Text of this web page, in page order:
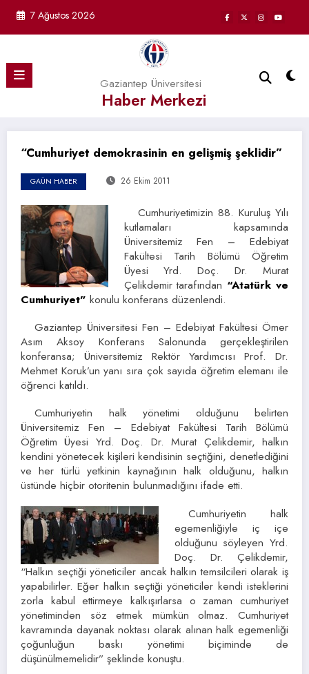
7 Ağustos 2026
Gaziantep Üniversitesi
Haber Merkezi
“Cumhuriyet demokrasinin en gelişmiş şeklidir”
GAÜN HABER 26 Ekim 2011
Cumhuriyetimizin 88. Kuruluş Yılı
kutlamaları kapsamında
Üniversitemiz Fen – Edebiyat
Fakültesi Tarih Bölümü Öğretim
Üyesi Yrd. Doç. Dr. Murat
Çelikdemir tarafından “Atatürk ve
Cumhuriyet” konulu konferans düzenlendi.
Gaziantep Üniversitesi Fen – Edebiyat Fakültesi Ömer
Asım Aksoy Konferans Salonunda gerçekleştirilen
konferansa; Üniversitemiz Rektör Yardımcısı Prof. Dr.
Mehmet Koruk’un yanı sıra çok sayıda öğretim elemanı ile
öğrenci katıldı.
Cumhuriyetin halk yönetimi olduğunu belirten
Üniversitemiz Fen – Edebiyat Fakültesi Tarih Bölümü
Öğretim Üyesi Yrd. Doç. Dr. Murat Çelikdemir, halkın
kendini yönetecek kişileri kendisinin seçtiğini, denetlediğini
ve her türlü yetkinin kaynağının halk olduğunu, halkın
üstünde hiçbir otoritenin bulunmadığını ifade etti.
Cumhuriyetin halk
egemenliğiyle iç içe
olduğunu söyleyen Yrd.
Doç. Dr. Çelikdemir,
“Halkın seçtiği yöneticiler ancak halkın temsilcileri olarak iş
yapabilirler. Eğer halkın seçtiği yöneticiler kendi isteklerini
zorla kabul ettirmeye kalkışırlarsa o zaman cumhuriyet
yönetiminden söz etmek mümkün olmaz. Cumhuriyet
kavramında dayanak noktası olarak alınan halk egemenliği
çoğunluğun baskı yönetimi biçiminde de
düşünülmemelidir” şeklinde konuştu.